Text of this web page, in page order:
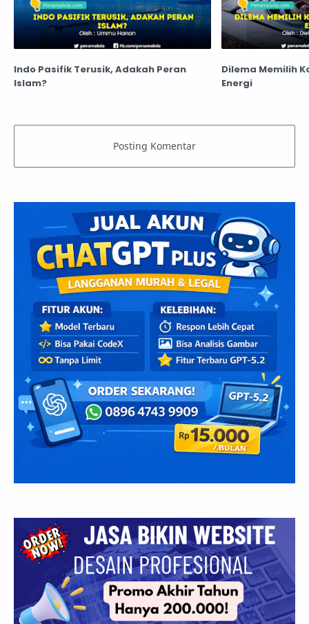
Indo Pasifik Terusik, Adakah Peran
Islam?
Dilema Memilih
Energi